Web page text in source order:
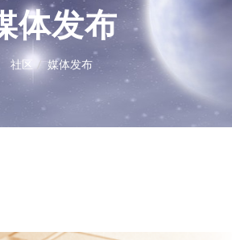
体发布
社区 媒体发布